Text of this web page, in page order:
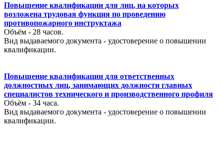
Повышение квалификации для лиц, на которых
возложена трудовая функция по проведению
противопожарного инструктажа
Объём - 28 часов.
Вид выдаваемого документа - удостоверение о повышении
квалификации.
Повышение квалификации для ответственных
должностных лиц, занимающих должности главных
специалистов технического и производственного профиля
Объём - 34 часа.
Вид выдаваемого документа - удостоверение о повышении
квалификации.